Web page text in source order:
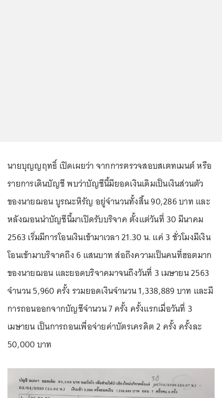
นายบุญญฤทธิ์ เปิดเผยว่า จากการตรวจสอบสเตทเมนต์ หรือ
รายการเดินบัญชี พบว่าบัญชีนี้มียอดเงินเดิมเป็นเงินส่วนตัว
ของนายฌอน บูรณะหิรัญ อยู่จำนวนทั้งสิ้น 90,286 บาท และ
หลังฌอนนำบัญชีนี้มาเปิดรับบริจาค ตั้งแต่วันที่ 30 มีนาคม
2563 เริ่มมีการโอนเงินเข้ามาเวลา 21.30 น. แค่ 3 ชั่วโมงมีเงิน
โอนเข้ามาบริจาคถึง 6 แสนบาท ส่อถึงความเป็นคนที่ฮอตมาก
ของนายฌอน และยอดบริจาคมาจนถึงวันที่ 3 เมษายน 2563
จำนวน 5,960 ครั้ง รวมยอดเงินจำนวน 1,338,889 บาท และมี
การถอนออกจากบัญชีจำนวน 7 ครั้ง ครั้งแรกเมื่อวันที่ 3
เมษายน เป็นการถอนเพื่อจ่ายค่าบัตรเครดิต 2 ครั้ง ครั้งละ
50,000 บาท